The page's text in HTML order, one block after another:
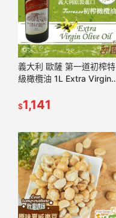
義大利 歐薩 第一道初榨特
級橄欖油 1L Extra Virgin
$1,141